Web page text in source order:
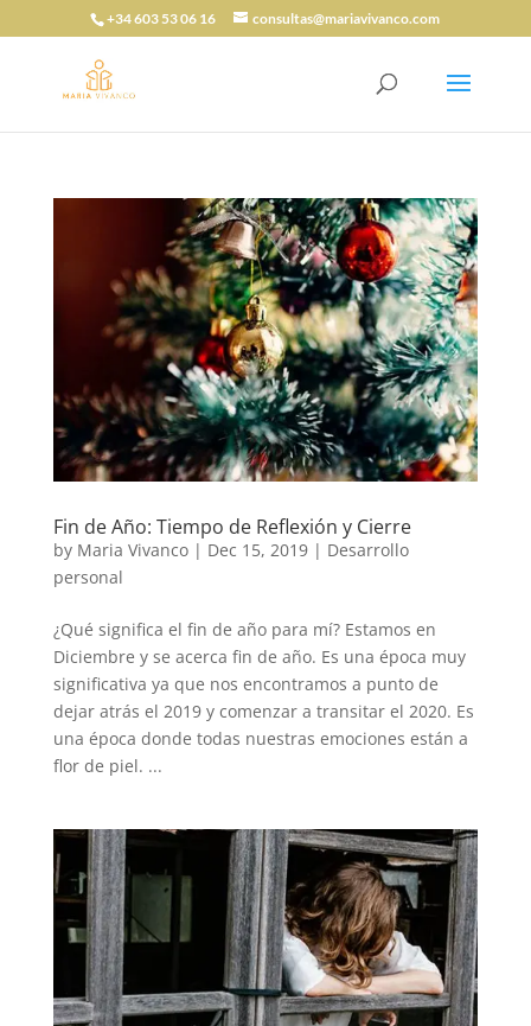
+34 603 53 06 16 consultas@mariavivanco.com
Fin de Año: Tiempo de Reflexión y Cierre
by Maria Vivanco| Dec 15, 2019| Desarrollo
personal
¿Qué significa el fin de año para mí? Estamos en
Diciembre y se acerca fin de año. Es una época muy
significativa ya que nos encontramos a punto de
dejar atrás el 2019 y comenzar a transitar el 2020. Es
una época donde todas nuestras emociones están a
flor de piel. ...